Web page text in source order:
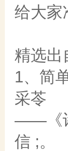
给大家
精选出
1、简
采苓
——《
信 ;。